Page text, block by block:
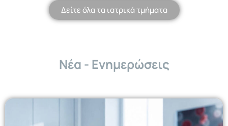
Δείτε όλα τα ιατρικά τμήματα
Νέα - Ενημερώσεις